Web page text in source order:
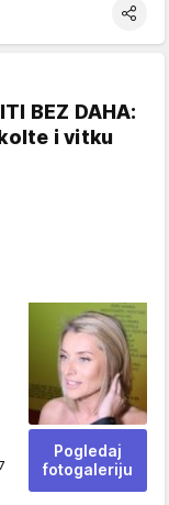
BEZ DAHA:
i vitku
Pogledaj
fotogaleriju